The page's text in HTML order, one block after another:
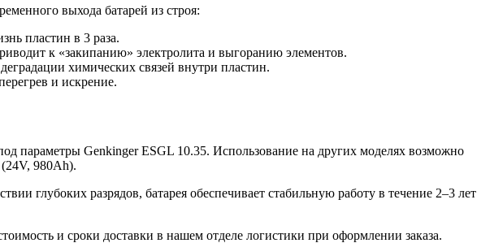
выхода батарей из строя:
пластин в 3 раза.
к «закипанию» электролита и выгоранию элементов.
химических связей внутри пластин.
и искрение.
параметры Genkinger ESGL 10.35. Использование на других моделях возможно
980Ah).
глубоких разрядов, батарея обеспечивает стабильную работу в течение 2–3 лет
и сроки доставки в нашем отделе логистики при оформлении заказа.